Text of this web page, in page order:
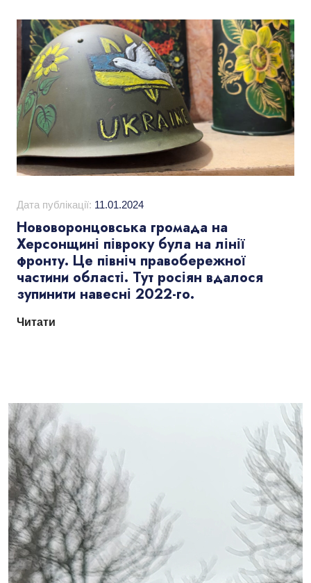
Дата публікації: 11.01.2024
Нововоронцовська громада на
Херсонщині півроку була на лінії
фронту. Це північ правобережної
частини області. Тут росіян вдалося
зупинити навесні 2022-го.
Читати